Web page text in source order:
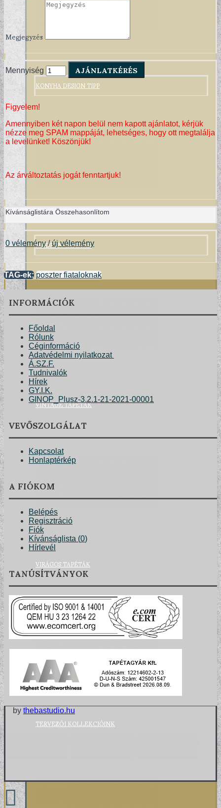
KONYHA DESIGN TIPP
MODERN TAPÉTÁK
VINTAGE TAPÉTÁK
VIRÁGOS TAPÉTÁK
TERVEZŐI KOLLEKCIÓINK
Megjegyzés
Mennyiség AJÁNLATKÉRÉS
Figyelem!
Amennyiben két napon belül nem kapott ajánlatot, kérjük
nézze meg SPAM mappáját, lehetséges, hogy ott megtalálja
a levelünket! Köszönjük!
Az árváltoztatás jogát fenntartjuk!
Kívánságlistára Összehasonlítom
0 vélemény/új vélemény
TAG-ek: poszter fiataloknak
INFORMÁCIÓK
Főoldal
Rólunk
Céginformáció
Adatvédelmi nyilatkozat
Á.SZ.F.
Tudnivalók
Hírek
GY.I.K.
GINOP_Plusz-3.2.1-21-2021-00001
VEVŐSZOLGÁLAT
Kapcsolat
Honlaptérkép
A FIÓKOM
Belépés
Regisztráció
Fiók
Kívánságlista (0)
Hírlevél
TANÚSÍTVÁNYOK
by thebastudio.hu